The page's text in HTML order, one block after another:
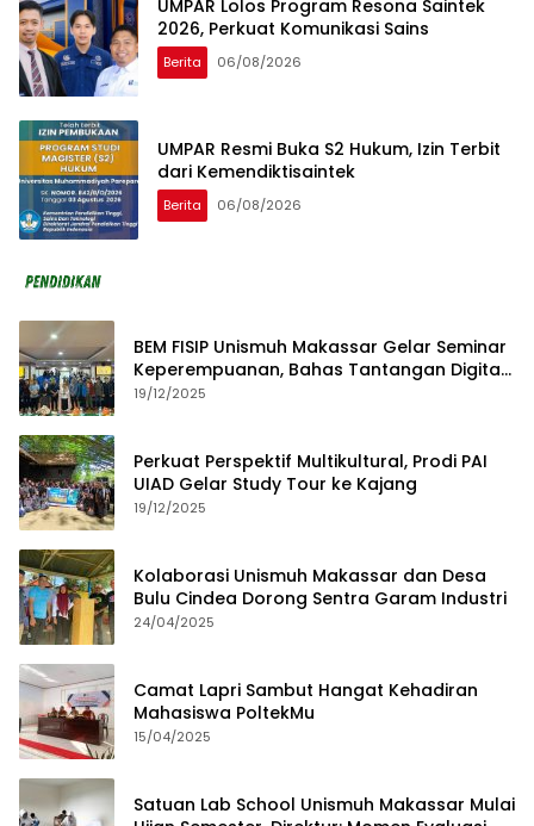
UMPAR Lolos Program Resona Saintek
2026, Perkuat Komunikasi Sains
Berita 06/08/2026
UMPAR Resmi Buka S2 Hukum, Izin Terbit
dari Kemendiktisaintek
Berita 06/08/2026
BEM FISIP Unismuh Makassar Gelar Seminar
Keperempuanan, Bahas Tantangan Digital
dan Budaya Lokal
19/12/2025
Perkuat Perspektif Multikultural, Prodi PAI
UIAD Gelar Study Tour ke Kajang
19/12/2025
Kolaborasi Unismuh Makassar dan Desa
Bulu Cindea Dorong Sentra Garam Industri
24/04/2025
Camat Lapri Sambut Hangat Kehadiran
Mahasiswa PoltekMu
15/04/2025
Satuan Lab School Unismuh Makassar Mulai